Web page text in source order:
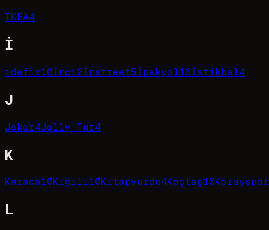
IKEA4
İ
idefix10İnci2İnstreet5İpekyol10İstikbal4
J
Joker4Jolly Tur4
K
Karaca10Kiğılı10Kitapyurdu4Koçtaş10Korayspor
L